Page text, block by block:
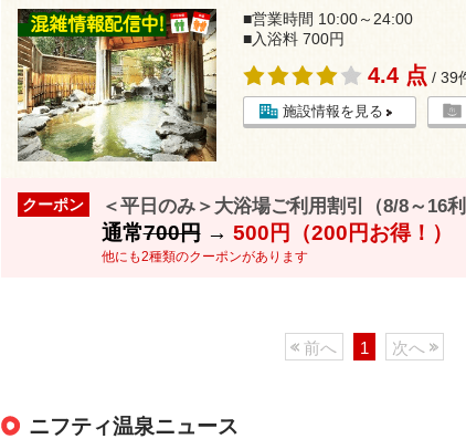
■営業時間 10:00～24:00
■入浴料 700円
4.4 点 / 39
施設情報を見る
クーポン ＜平日のみ＞大浴場ご利用割引（8/8～16利
通常700円→ 500円（200円お得！）
他にも2種類のクーポンがあります
前へ 1 次へ
ニフティ温泉ニュース